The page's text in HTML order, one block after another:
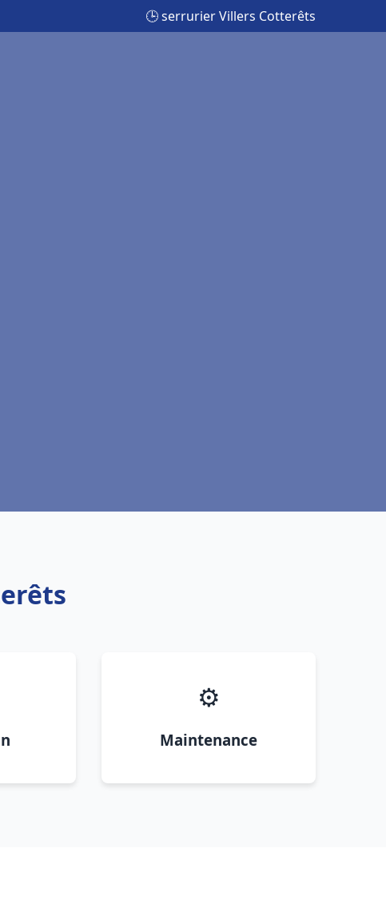
🕒 serrurier Villers Cotterêts
⚙️
Maintenance